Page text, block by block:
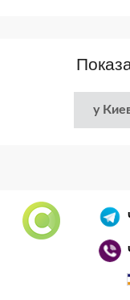
Російський
🇷🇺 🚢
у